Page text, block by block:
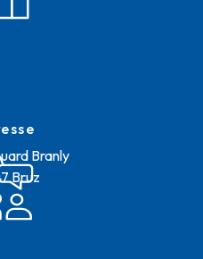
Branly
Bruz